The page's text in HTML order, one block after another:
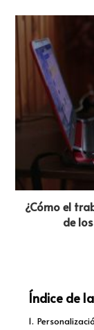
¿Cómo el
de
Índice de
1.